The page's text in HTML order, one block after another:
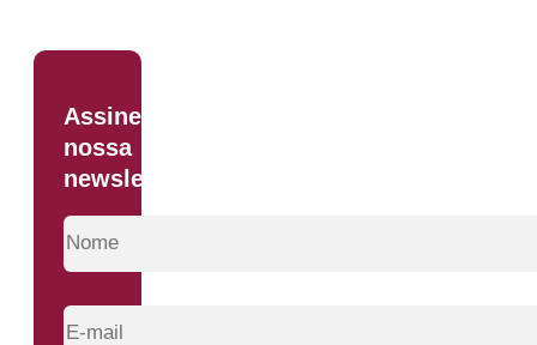
Assine
nossa
newsletter